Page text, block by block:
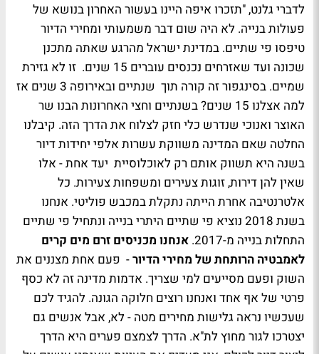
לדברי גלנט, "תזכרו איפה היינו בעשור האחרון בנושא של
פעולות בנייה. לא היה שום דבר משמעותי ומחירי הדיור
טיפסו פי שתיים. במדינת ישראל מהרגע שאתה מתכנן
שכונה ועד שאזרחים נכנסים עוברים 15 שנים. זו לא גזירת
שמיים. בסינגפור זה קורה תוך שנתיים ובאירופה 3 שנים אז
למה אצלנו 15 שנים? בשנתיים וחצי האחרונות הבנו שר
האוצר ואנוכי שנדרש כלי חזק לצלוח את הדרך הזה. קיבלנו
החלטה שאם המדינה משווקת עשרות אלפי יחידות דיור
בשנה היא תשווק אותם רק לאוכלוסיית יעד אחת - אלו
שאין להן דירות, זוגות צעירים ומשפחות צעירות. כל
אלטרנטיבה אחרת הייתה נתקלת במכבש פוליטי. אנחנו
בשנת 2018 נוציא פי שתיים היתרי בנייה ונתחיל פי שתיים
התחלות בנייה מ-2017.
אנחנו מכניסים זרם מים קרים
לאמבטיה הרותחת של מחירי הדיור- פעם אחת מצננים את
השוק ופעם מסייעים למי שצריך. אדמות מדינה זה לא כסף
פרטי של אף אחד ואנחנו רוצים חלוקה הגונה. להגיד לכם
שעכשיו נראה גלישות מחירים מטה - לא, אבל אנשים גם
יצטרכו לגור מחוץ לת"א. הדרך לצמצם פערים היא הדרך